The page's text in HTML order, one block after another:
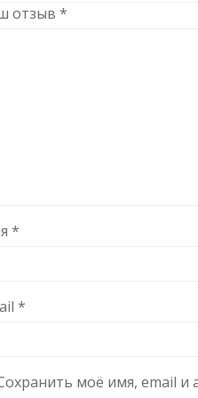
отзыв *
*
*
моё имя, email и